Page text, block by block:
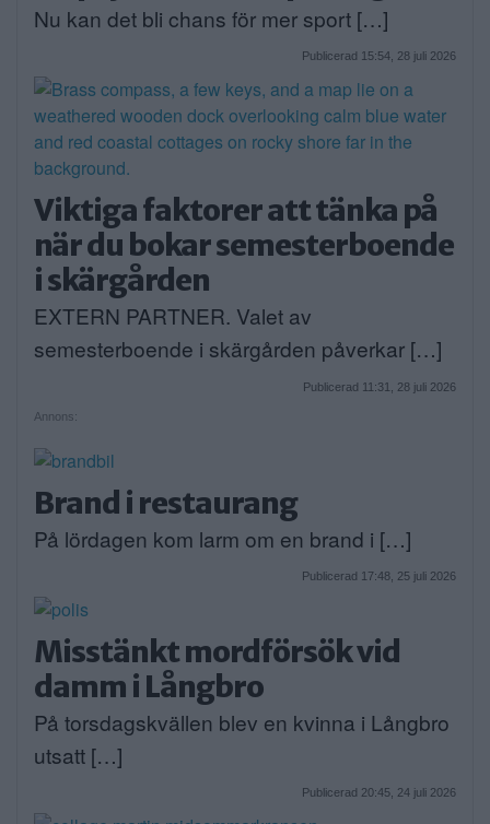
Nu kan det bli chans för mer sport […]
Publicerad 15:54, 28 juli 2026
Viktiga faktorer att tänka på
när du bokar semesterboende
i skärgården
EXTERN PARTNER. Valet av
semesterboende i skärgården påverkar […]
Publicerad 11:31, 28 juli 2026
Annons:
Brand i restaurang
På lördagen kom larm om en brand i […]
Publicerad 17:48, 25 juli 2026
Misstänkt mordförsök vid
damm i Långbro
På torsdagskvällen blev en kvinna i Långbro
utsatt […]
Publicerad 20:45, 24 juli 2026